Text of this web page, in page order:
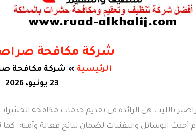
شركة مكافحة
الرئيسية
شركة مكافحة
23 يونيو، 2026
بالليث هي الرائدة في تقديم خدمات مكافحة
الوسائل والتقنيات لضمان نتائج فعالة وآمنة.